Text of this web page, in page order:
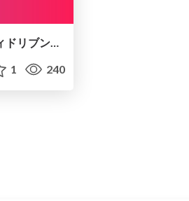
デジタルキューブが コミュニティドリブンでGO GLOBALする3つの成長フェーズ
1 240